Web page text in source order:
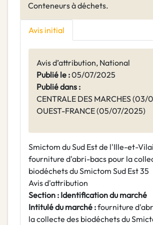
Conteneurs à déchets.
Avis initial
Avis d’attribution, National
Publié le :05/07/2025
Publié dans :
CENTRALE DES MARCHES
OUEST-FRANCE (05/07/2025)
Smictom du Sud Est de l'Ille-et-
fourniture d'abri-bacs pour la
biodéchets du Smictom Sud Est 35
Avis d'attribution
Section : Identification du marché
Intitulé du marché :fourniture
la collecte des biodéchets du